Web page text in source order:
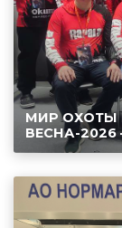
МИР ОХОТЫ
ВЕСНА-